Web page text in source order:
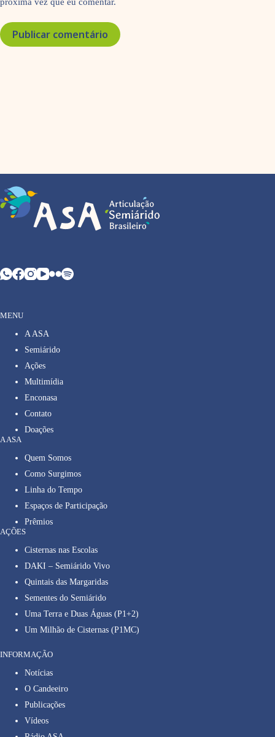
próxima vez que eu comentar.
Publicar comentário
MENU
A ASA
Semiárido
Ações
Multimídia
Enconasa
Contato
Doações
A ASA
Quem Somos
Como Surgimos
Linha do Tempo
Espaços de Participação
Prêmios
AÇÕES
Cisternas nas Escolas
DAKI – Semiárido Vivo
Quintais das Margaridas
Sementes do Semiárido
Uma Terra e Duas Águas (P1+2)
Um Milhão de Cisternas (P1MC)
INFORMAÇÃO
Notícias
O Candeeiro
Publicações
Vídeos